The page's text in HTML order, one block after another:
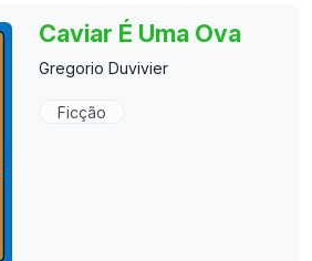
Caviar É Uma Ova
Gregorio Duvivier
Ficção